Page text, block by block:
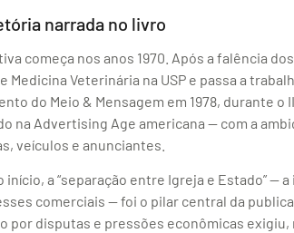
narrada no livro
começa nos anos 1970. Após a falência
Medicina Veterinária na USP e passa a
do Meio & Mensagem em 1978, durante
na Advertising Age americana — com a
veículos e anunciantes.
início, a “separação entre Igreja e Estado”
comerciais — foi o pilar central da
por disputas e pressões econômicas